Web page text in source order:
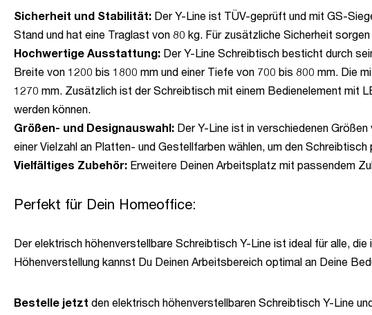
Sicherheit und Stabilität: Der Y-Line ist TÜV-geprüft und mit GS-
Stand und hat eine Traglast von 80 kg. Für zusätzliche Sicherheit
Hochwertige Ausstattung: Der Y-Line Schreibtisch besticht durch
Breite von 1200 bis 1800 mm und einer Tiefe von 700 bis 800 mm. Die
1270 mm. Zusätzlich ist der Schreibtisch mit einem Bedienelement
werden können.
Größen- und Designauswahl: Der Y-Line ist in verschiedenen
einer Vielzahl an Platten- und Gestellfarben wählen, um den
Vielfältiges Zubehör: Erweitere Deinen Arbeitsplatz mit passendem
Perfekt für Dein Homeoffice:
Der elektrisch höhenverstellbare Schreibtisch Y-Line ist ideal für alle,
Höhenverstellung kannst Du Deinen Arbeitsbereich optimal an Deine
Bestelle jetzt den elektrisch höhenverstellbaren Schreibtisch Y-Line